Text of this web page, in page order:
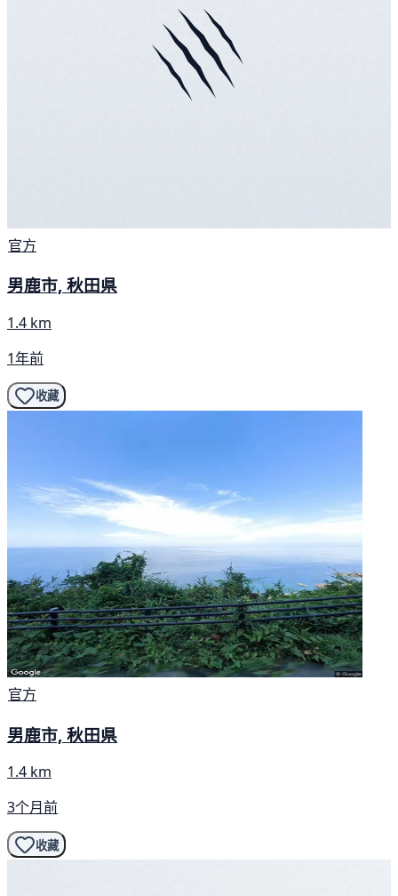
官方
男鹿市, 秋田県
1.4 km
1年前
收藏
官方
男鹿市, 秋田県
1.4 km
3个月前
收藏